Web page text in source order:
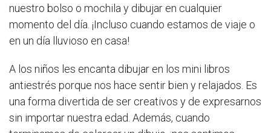
nuestro bolso o mochila y dibujar en cualquier
momento del día. ¡Incluso cuando estamos de viaje o
en un día lluvioso en casa!
A los niños les encanta dibujar en los mini libros
antiestrés porque nos hace sentir bien y relajados. Es
una forma divertida de ser creativos y de expresarnos
sin importar nuestra edad. Además, cuando